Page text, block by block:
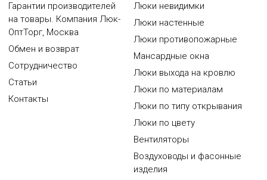
Гарантии производителей
на товары. Компания Люк-
ОптТорг, Москва
Обмен и возврат
Сотрудничество
Статьи
Контакты
Люки невидимки
Люки настенные
Люки противопожарные
Мансардные окна
Люки выхода на кровлю
Люки по материалам
Люки по типу открывания
Люки по цвету
Вентиляторы
Воздуховоды и фасонные
изделия